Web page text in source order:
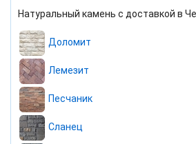
Натуральный камень с доставкой в
Доломит
Лемезит
Песчаник
Сланец